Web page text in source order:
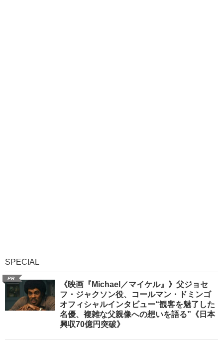
SPECIAL
PR
《映画『Michael／マイケル』》父ジョセ
フ・ジャクソン役、コールマン・ドミンゴ
オフィシャルインタビュー“観客を魅了した
名優、複雑な父親像への想いを語る”《日本
興収70億円突破》